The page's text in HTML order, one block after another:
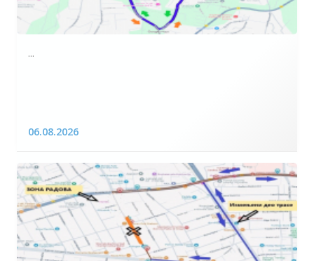
...
06.08.2026